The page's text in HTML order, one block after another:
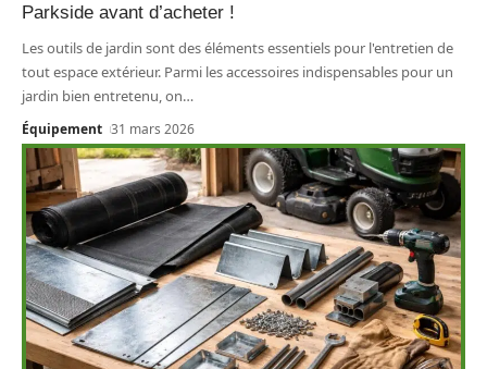
Parkside avant d’acheter !
Les outils de jardin sont des éléments essentiels pour l'entretien de
tout espace extérieur. Parmi les accessoires indispensables pour un
jardin bien entretenu, on…
Équipement 31 mars 2026